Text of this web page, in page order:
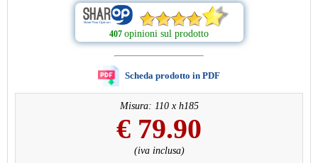
407 opinioni sul prodotto
Scheda prodotto in PDF
Misura: 110 x h185
€ 79.90
(iva inclusa)